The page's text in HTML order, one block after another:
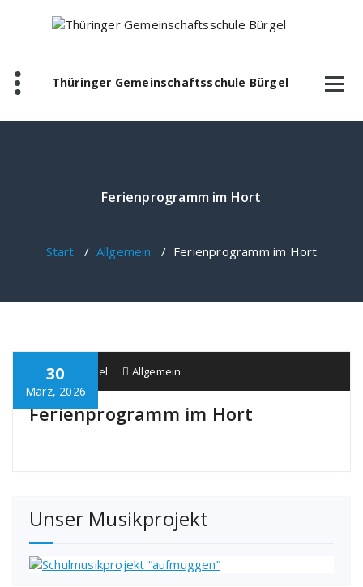
Thüringer Gemeinschaftsschule Bürgel
Ferienprogramm im Hort
Start / Allgemein / Ferienprogramm im Hort
30
März, 2026
Schule Bürgel Allgemein
Ferienprogramm im Hort
Unser Musikprojekt